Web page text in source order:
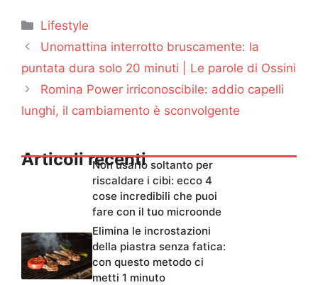
Categorie
Lifestyle
Unomattina interrotto bruscamente: la
puntata dura solo 20 minuti | Le parole di Ossini
Romina Power irriconoscibile: addio capelli
lunghi, il cambiamento è sconvolgente
Articoli recentiNon usarlo soltanto per
riscaldare i cibi: ecco 4
cose incredibili che puoi
fare con il tuo microonde
Elimina le incrostazioni
della piastra senza fatica:
con questo metodo ci
metti 1 minuto